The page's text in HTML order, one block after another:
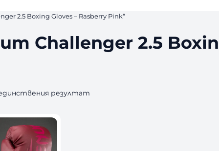
2.5 Boxing Gloves – Rasberry Pink“
Challenger 2.5
резултат